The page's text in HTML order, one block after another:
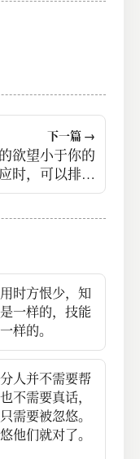
下一篇 →
欲望小于你的
时，可以排排
着你喂；可当
叫做不普通。
时方恨少，知
一样的，技能
样的。
人并不需要帮
不需要真话，
需要被忽悠。
他们就对了。